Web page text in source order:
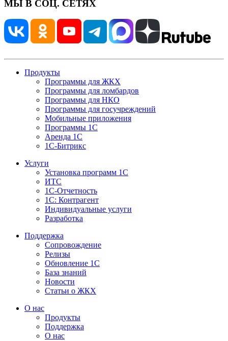
МЫ В СОЦ. СЕТЯХ
Продукты
Программы для ЖКХ
Программы для ломбардов
Программы для НКО
Программы для госучреждений
Мобильные приложения
Программы 1С
Аренда 1С
1С-Битрикс
Услуги
Установка программ 1С
ИТС
1С-Отчетность
1С: Контрагент
Индивидуальные услуги
Разработка
Поддержка
Сопровождение
Релизы
Обновление 1С
База знаний
Новости
Статьи о ЖКХ
О нас
Продукты
Поддержка
О нас